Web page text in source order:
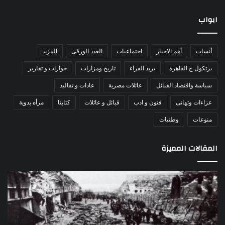
ابواب
أنساب أهم الاخبار اجتماعيات العدد الورقى المزيد
برتكول ج القاهرة بريد القراء تاريخ ومزارات حوارات و تقارير
سياسة واقتصاد القبائل عائلات مصرية عادات و تقاليد
عزاءات وتهانى فنون و ادب قبائل و عائلات كتابنا مرأه بدوية
منوعات وطنيات
المقالات المميزة
اللواء
دكتور
راضي